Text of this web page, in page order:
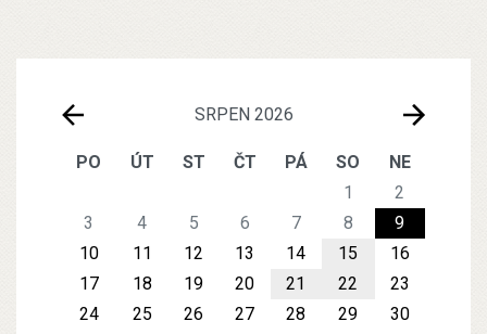
SRPEN 2026
PO ÚT ST ČT PÁ SO
NE
1
2
3
4 5 6 7 8
9
10
11 12 13 14 15
16
17
18 19 20 21 22
23
24
25 26 27 28 29
30